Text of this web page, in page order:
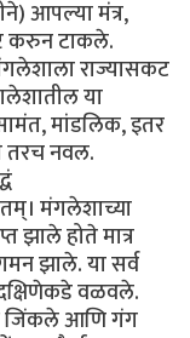
आपल्या मंत्र,
करुन टाकले.
राज्यासकट
या
मांडलिक, इतर
तरच नवल.
मंगलेशाच्या
झाले होते मात्र
झाले. या सर्व
वळवले.
जिंकले आणि गंग